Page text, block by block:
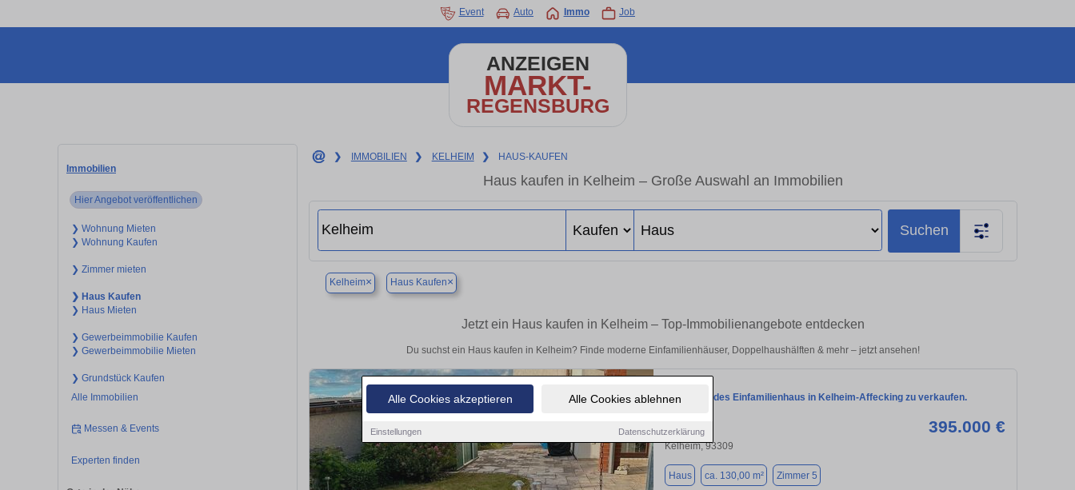
Alle Cookies akzeptieren Alle Cookies ablehnen
Einstellungen Datenschutzerklärung
Event Auto Immo Job
ANZEIGEN
MARKT-
REGENSBURG
Immobilien
Hier Angebot veröffentlichen
❯ Wohnung Mieten
❯ Wohnung Kaufen
❯ Zimmer mieten
❯ Haus Kaufen
❯ Haus Mieten
❯ Gewerbeimmobilie Kaufen
❯ Gewerbeimmobilie Mieten
❯ Grundstück Kaufen
Alle Immobilien
Messen & Events
Experten finden
❯ IMMOBILIEN ❯ KELHEIM ❯ HAUS-KAUFEN
Haus kaufen in Kelheim – Große Auswahl an Immobilien
Suchen
Kelheim× Haus Kaufen×
Jetzt ein Haus kaufen in Kelheim – Top-Immobilienangebote entdecken
Du suchst ein Haus kaufen in Kelheim? Finde moderne Einfamilienhäuser, Doppelhaushälften & mehr – jetzt ansehen!
Freistehendes Einfamilienhaus in Kelheim-Affecking zu verkaufen.
395.000 €
Kelheim, 93309
Haus ca. 130,00 m² Zimmer 5